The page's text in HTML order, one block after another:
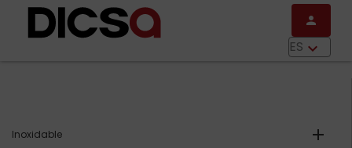
Pasar al contenido principal
person
ES keyboard_arrow_down
Inoxidable add